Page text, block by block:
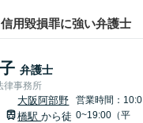
用毀損罪に強い弁護士
弁護士
律事務所
大阪阿部野
橋駅から徒
営業時間：10:0
0~19:00（平